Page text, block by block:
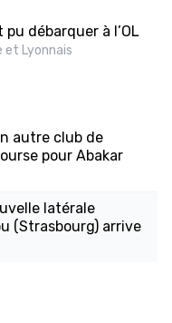
débarquer à l’OL
et Lyonnais
autre club de
pour Abakar
latérale
(Strasbourg) arrive